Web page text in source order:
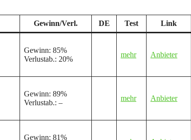
Gewinn/Verl. DE Test Link
Gewinn: 85%
Verlustab.: 20%
mehr Anbieter
Gewinn: 89%
Verlustab.: –
mehr Anbieter
Gewinn: 81%